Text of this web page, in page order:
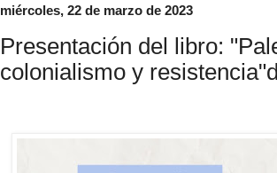
miércoles, 22 de marzo de 2023
Presentación del libro:
colonialismo y